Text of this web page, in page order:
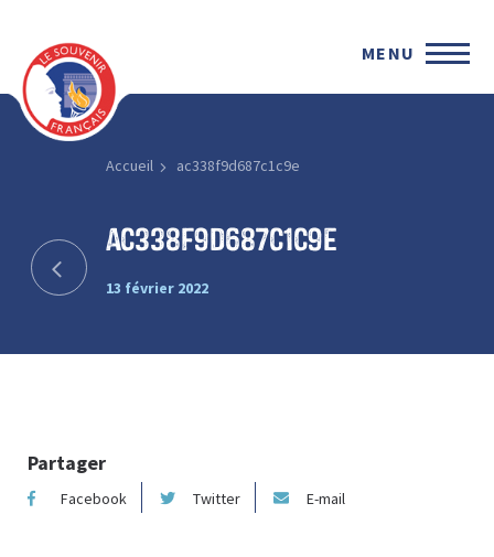
MENU
Accueil ac338f9d687c1c9e
ac338f9d687c1c9e
13 février 2022
Partager
Facebook Twitter E-mail